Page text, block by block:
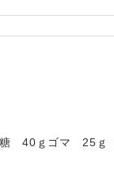
40ｇゴマ 25ｇ